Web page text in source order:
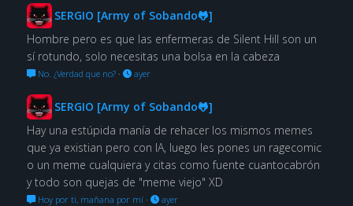
SERGIO [Army of Sobando🐸]
Hombre pero es que las enfermeras de Silent Hill son un
sí rotundo, solo necesitas una bolsa en la cabeza
No. ¿Verdad que no?· ayer
SERGIO [Army of Sobando🐸]
Hay una estúpida manía de rehacer los mismos memes
que ya existian pero con IA, luego les pones un ragecomic
o un meme cualquiera y citas como fuente cuantocabrón
y todo son quejas de "meme viejo" XD
Hoy por ti, mañana por mí· ayer